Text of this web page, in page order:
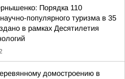
Порядка 110
популярного туризма в 35
в рамках Десятилетия
домостроению в